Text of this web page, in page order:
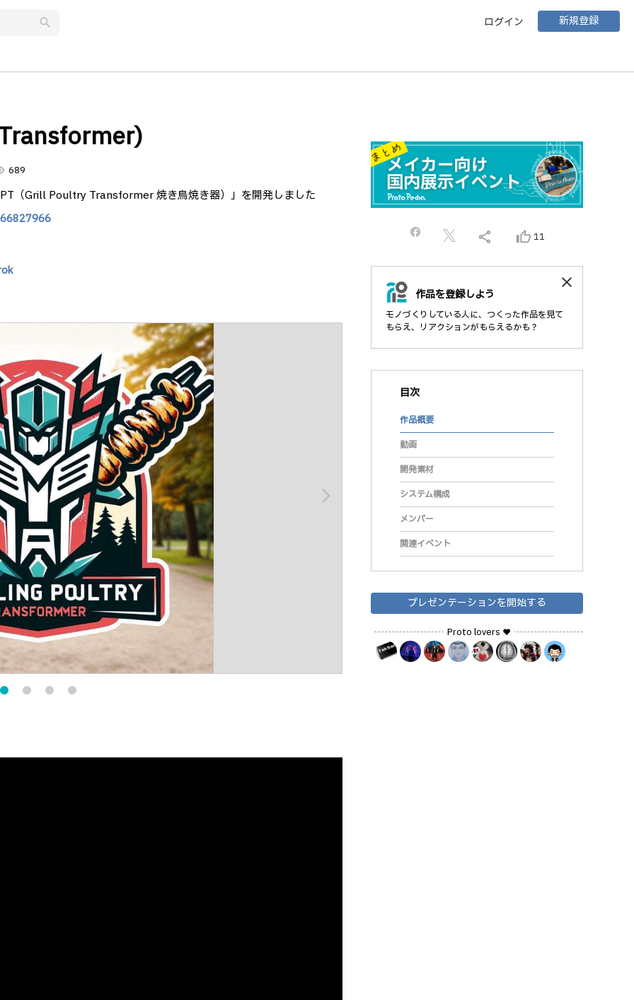
search ログイン 新規登録
689
（Grill Poultry Transformer 焼き鳥焼き器）」を開発しました
arrow_forward_ios
share thumb_up_alt 11
作品を登録しよう
モノづくりしている人に、つくった作品を見て
もらえ、リアクションがもらえるかも？
close
目次
作品概要
動画
開発素材
システム構成
メンバー
関連イベント
プレゼンテーションを開始する
Proto lovers ♥